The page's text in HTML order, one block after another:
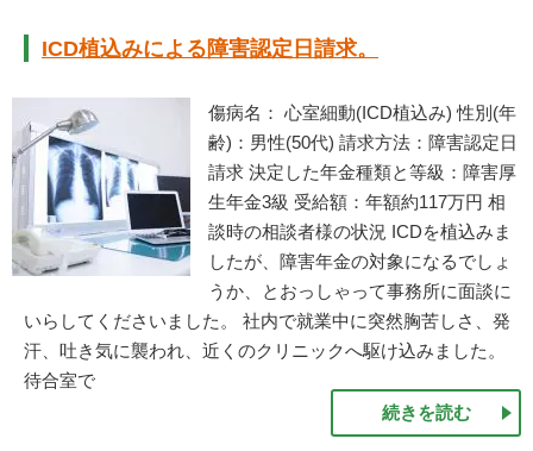
ICD植込みによる障害認定日請求。
傷病名： 心室細動(ICD植込み) 性別(年
齢)：男性(50代) 請求方法：障害認定日
請求 決定した年金種類と等級：障害厚
生年金3級 受給額：年額約117万円 相
談時の相談者様の状況 ICDを植込みま
したが、障害年金の対象になるでしょ
うか、とおっしゃって事務所に面談に
いらしてくださいました。 社内で就業中に突然胸苦しさ、発
汗、吐き気に襲われ、近くのクリニックへ駆け込みました。
待合室で
続きを読む